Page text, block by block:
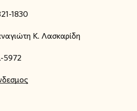
1830
Κ. Λασκαρίδη
5972